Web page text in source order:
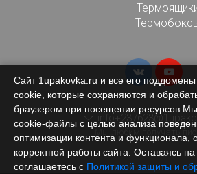
Мы любим получать
Сайт 1upakovka.ru и все его
cookie, которые сохраняются и
браузером при посещении
cookie‑файлы с целью анализа
оптимизации контента и функционала,
корректной работы сайта. Оставаясь
соглашаетесь с Политикой защиты и